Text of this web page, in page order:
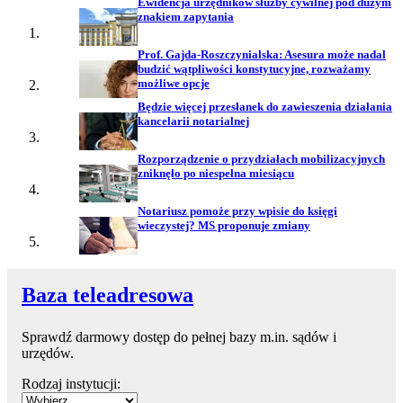
znakiem zapytania
Prof. Gajda-Roszczynialska: Asesura może nadal
budzić wątpliwości konstytucyjne, rozważamy
możliwe opcje
Będzie więcej przesłanek do zawieszenia działania
kancelarii notarialnej
Rozporządzenie o przydziałach mobilizacyjnych
zniknęło po niespełna miesiącu
Notariusz pomoże przy wpisie do księgi
wieczystej? MS proponuje zmiany
Baza teleadresowa
Sprawdź darmowy dostęp do pełnej bazy m.in. sądów i
urzędów.
Rodzaj instytucji: